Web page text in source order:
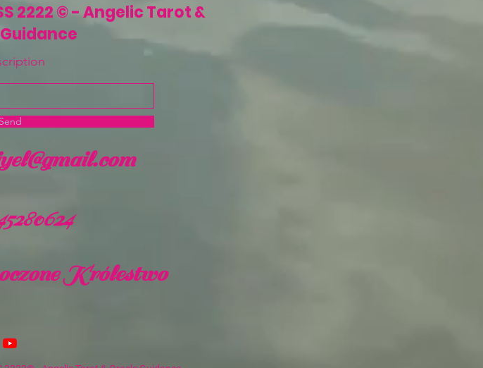
2222 © - Angelic Tarot &
Send
Królestwo